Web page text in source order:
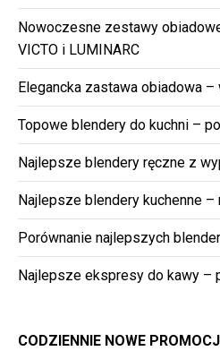
Nowoczesne zestawy
VICTO i LUMINARC
Elegancka zastawa obiadowa
Topowe blendery do kuchni –
Najlepsze blendery ręczne z
Najlepsze blendery kuchenne –
Porównanie najlepszych
Najlepsze ekspresy do kawy –
CODZIENNIE NOWE